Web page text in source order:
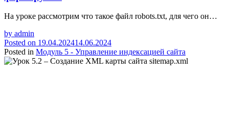
На уроке рассмотрим что такое файл robots.txt, для чего он…
by admin
Posted on 19.04.202414.06.2024
Posted in Модуль 5 - Управление индексацией сайта